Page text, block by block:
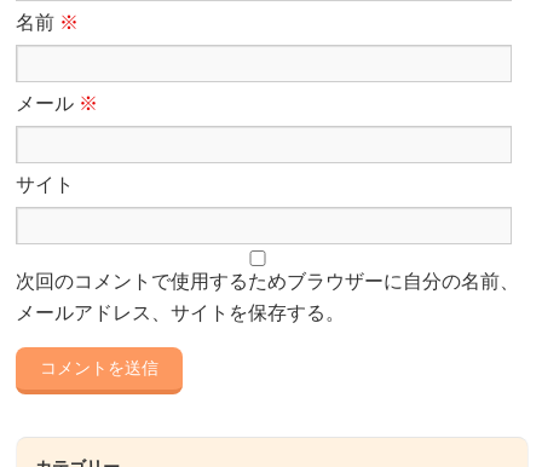
名前 ※
メール ※
サイト
次回のコメントで使用するためブラウザーに自分の名前、
メールアドレス、サイトを保存する。